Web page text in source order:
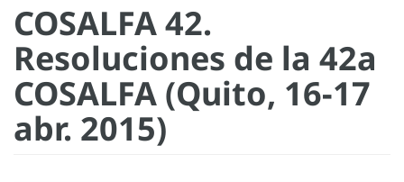
COSALFA 42.
Resoluciones de la 42a
COSALFA (Quito, 16-17
abr. 2015)